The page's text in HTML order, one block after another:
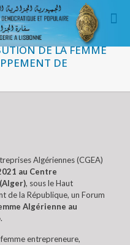
DE LA FEMME
DE
Algériennes (CGEA)
au Centre
, sous le Haut
de la République, un Forum
Algérienne au
femme entrepreneure,